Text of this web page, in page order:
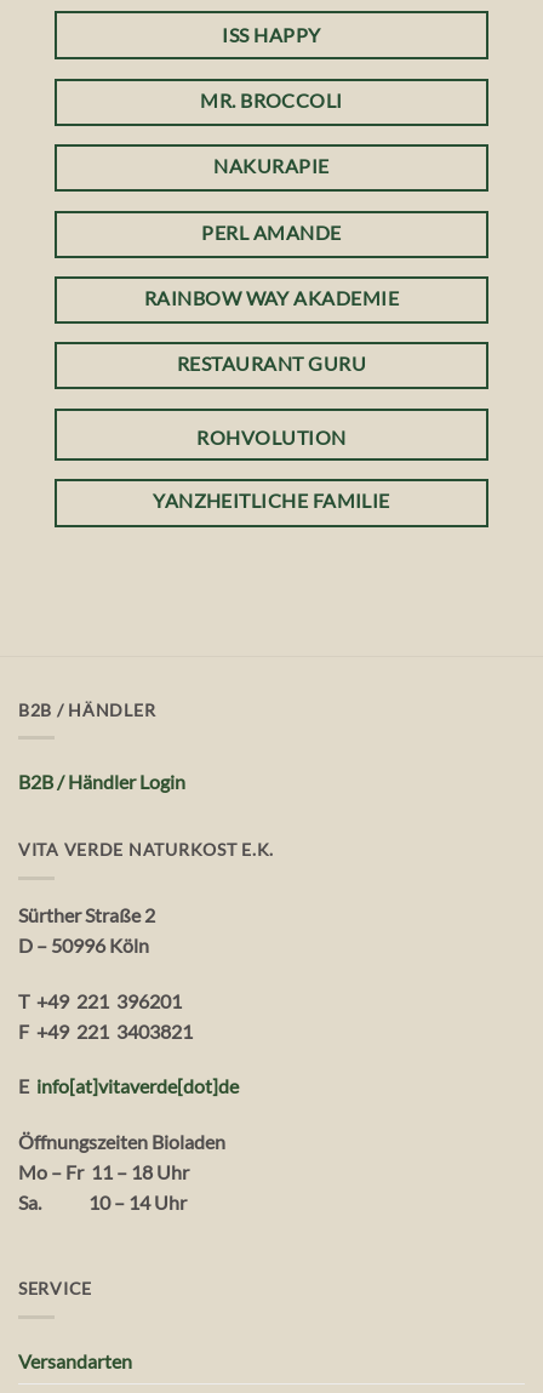
ISS HAPPY
MR. BROCCOLI
NAKURAPIE
PERL AMANDE
RAINBOW WAY AKADEMIE
RESTAURANT GURU
ROHVOLUTION
YANZHEITLICHE FAMILIE
B2B / HÄNDLER
B2B / Händler Login
VITA VERDE NATURKOST E.K.
Sürther Straße 2
D – 50996 Köln
T +49 221 396201
F +49 221 3403821
E info[at]vitaverde[dot]de
Öffnungszeiten Bioladen
Mo – Fr 11 – 18 Uhr
Sa. 10 – 14 Uhr
SERVICE
Versandarten